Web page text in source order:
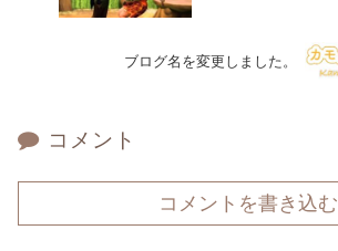
ブログ名を変更しました。
コメント
コメントを書き込む